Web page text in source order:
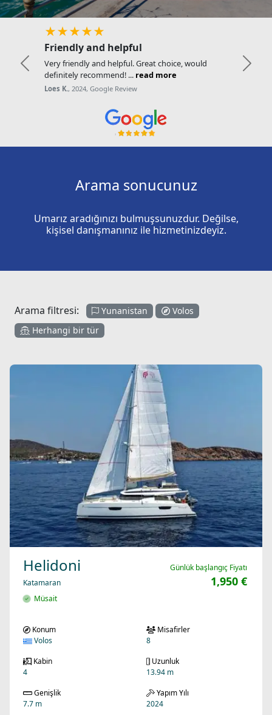
★★★★★
Friendly and helpful
Very friendly and helpful. Great choice, would
definitely recommend! ... read more
Loes K., 2024, Google Review
Previous Next
Arama sonucunuz
Umarız aradığınızı bulmuşsunuzdur. Değilse,
kişisel danışmanınız ile hizmetinizdeyiz.
Arama filtresi: Yunanistan
Volos
Herhangi bir tür
Helidoni
Katamaran
Müsait
Günlük başlangıç Fiyatı
1,950 €
Konum
Volos
Misafirler
8
Kabin
4
Uzunluk
13.94 m
Genişlik
7.7 m
Yapım Yılı
2024